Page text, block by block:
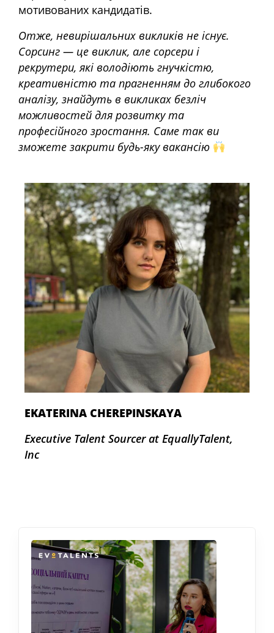
мотивованих кандидатів.
Отже, невирішальних викликів не існує.
Сорсинг — це виклик, але сорсери і
рекрутери, які володіють гнучкістю,
креативністю та прагненням до глибокого
аналізу, знайдуть в викликах безліч
можливостей для розвитку та
професійного зростання. Саме так ви
зможете закрити будь-яку вакансію
EKATERINA CHEREPINSKAYA
Executive Talent Sourcer at EquallyTalent,
Inc